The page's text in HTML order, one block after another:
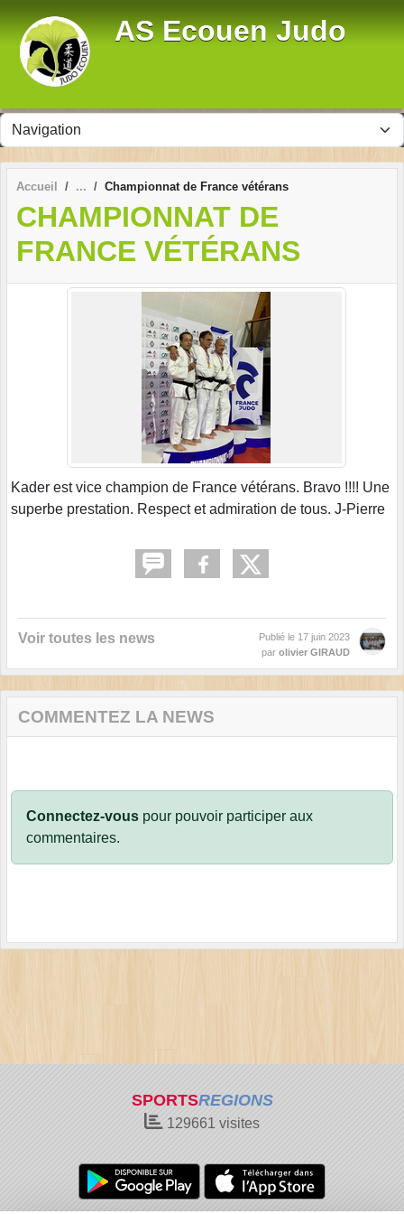
AS Ecouen Judo
Accueil Championnat de France vétérans
CHAMPIONNAT DE
FRANCE VÉTÉRANS
Kader est vice champion de France vétérans. Bravo !!!! Une
superbe prestation. Respect et admiration de tous. J-Pierre
Voir toutes les news Publié le 17 juin 2023
par olivier GIRAUD
COMMENTEZ LA NEWS
Connectez-vous pour pouvoir participer aux
commentaires.
SPORTSREGIONS
129661 visites